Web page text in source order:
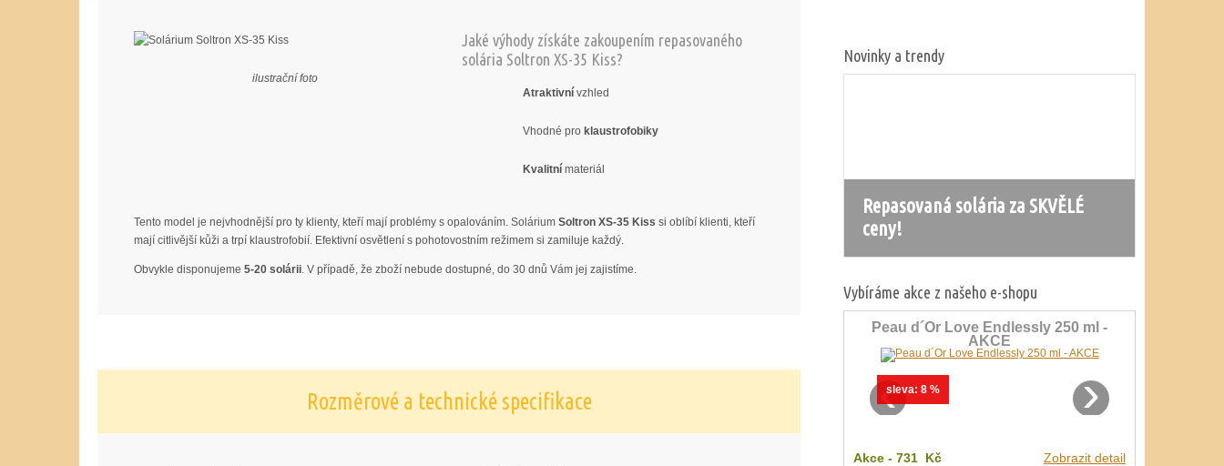
ilustrační foto
Jaké výhody získáte zakoupením repasovaného
solária Soltron XS-35 Kiss?
Atraktivnívzhled
Vhodné pro klaustrofobiky
Kvalitnímateriál
Tento model je nejvhodnější pro ty klienty, kteří mají problémy s opalováním. Solárium Soltron XS-35 Kiss si oblíbí klienti, kteří
mají citlivější kůži a trpí klaustrofobií. Efektivní osvětlení s pohotovostním režimem si zamiluje každý.
Obvykle disponujeme 5-20 solárii. V případě, že zboží nebude dostupné, do 30 dnů Vám jej zajistíme.
Rozměrové a technické specifikace
Novinky a trendy
Repasovaná solária za SKVĚLÉ
ceny!
Nová řada solárií Ergoline
Vybíráme akce z našeho e-shopu
Peau d´Or Love Endlessly 250 ml -
AKCE
sleva: 8 %
‹ ›
Akce -731 Kč Zobrazit detail